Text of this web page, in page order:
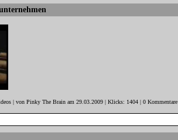
| von Pinky The Brain am 29.03.2009 | Klicks: 1404 | 0 Kommentare